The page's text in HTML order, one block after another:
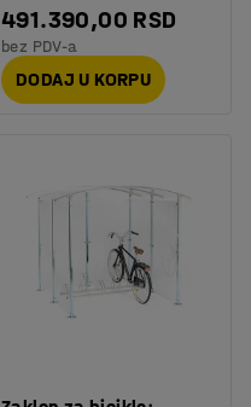
491.390,00 RSD
bez PDV-a
DODAJ U KORPU